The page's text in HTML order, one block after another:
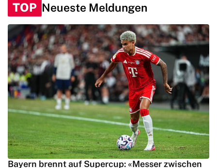
TOP Neueste Meldungen
Bayern brennt auf Supercup: «Messer zwischen